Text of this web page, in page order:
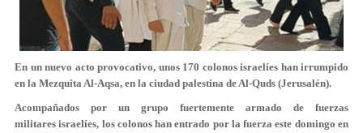
En un nuevo acto provocativo, unos 170 colonos israelíes han irrumpido
en la Mezquita Al-Aqsa, en la ciudad palestina de Al-Quds (Jerusalén).
Acompañados por un grupo fuertemente armado de fuerzas
militares israelíes, los colonos han entrado por la fuerza este domingo en